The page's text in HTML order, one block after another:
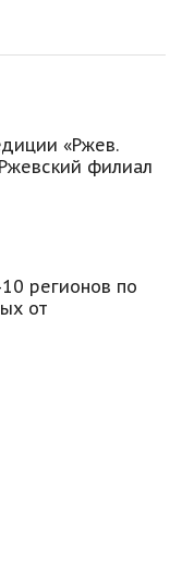
«Ржев.
филиал
регионов по
от